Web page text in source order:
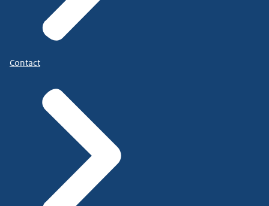
Contact